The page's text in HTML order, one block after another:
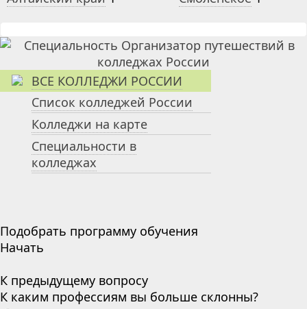
ВСЕ КОЛЛЕДЖИ РОССИИ
Список колледжей России
Колледжи на карте
Специальности в
колледжах
Подобрать программу обучения
Начать
К предыдущему вопросу
К каким профессиям вы больше склонны?